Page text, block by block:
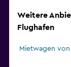
Weitere
Flughafen
Mietwagen von